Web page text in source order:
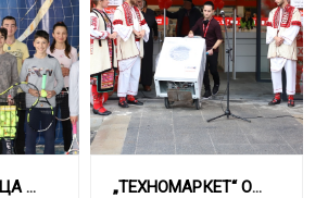
ТРИДЕСЕТ ДЕЦА ОТ ПИРДОП Вървят по стъпките н „ТЕХНОМАРКЕТ“ Откри четиридесет и осмия си м